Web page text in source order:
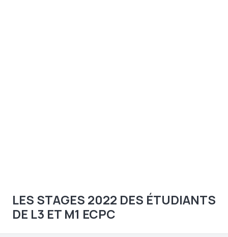
LES STAGES 2022 DES ÉTUDIANTS
DE L3 ET M1 ECPC